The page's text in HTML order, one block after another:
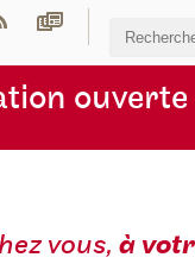
ouverte
vous, à